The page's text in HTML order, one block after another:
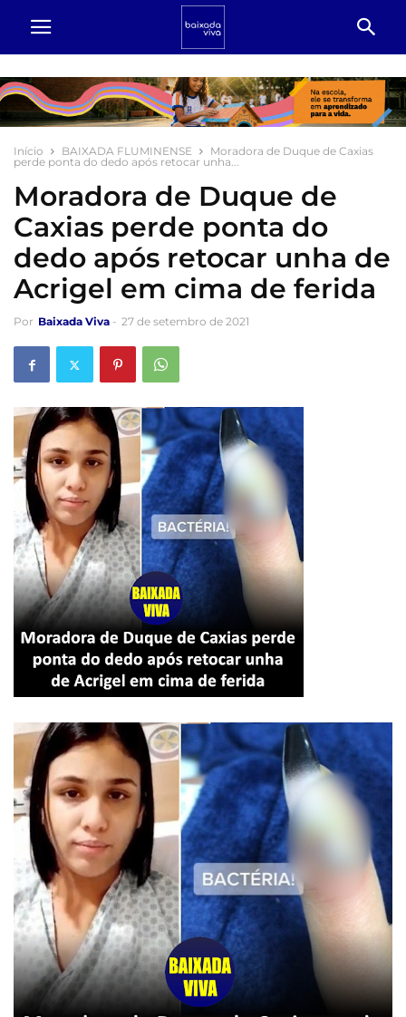
Início BAIXADA FLUMINENSE
Moradora de Duque de Caxias
perde ponta do dedo após retocar unha...
Moradora de Duque de
Caxias perde ponta do
dedo após retocar unha de
Acrigel em cima de ferida
Por Baixada Viva - 27 de setembro de 2021